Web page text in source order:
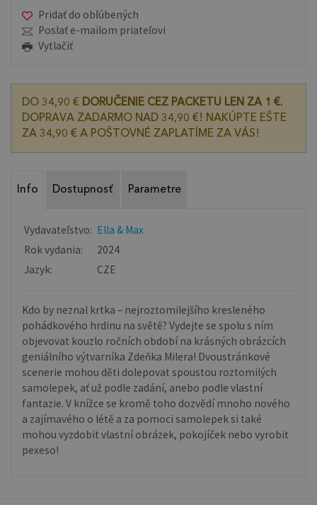
Pridať do obľúbených
Poslať e-mailom priateľovi
Vytlačiť
DO 34,90 € DORUČENIE CEZ PACKETU LEN ZA 1 €.
DOPRAVA ZADARMO NAD 34,90 €! NAKÚPTE EŠTE
ZA 34,90 € A POŠTOVNÉ ZAPLATÍME ZA VÁS!
Info Dostupnosť Parametre
Vydavateľstvo: Ella & Max
Rok vydania:
2024
Jazyk:
CZE
Kdo by neznal krtka – nejroztomilejšího kresleného
pohádkového hrdinu na světě? Vydejte se spolu s ním
objevovat kouzlo ročních období na krásných obrázcích
geniálního výtvarníka Zdeňka Milera! Dvoustránkové
scenerie mohou děti dolepovat spoustou roztomilých
samolepek, ať už podle zadání, anebo podle vlastní
fantazie. V knížce se kromě toho dozvědí mnoho nového
a zajímavého o létě a za pomoci samolepek si také
mohou vyzdobit vlastní obrázek, pokojíček nebo vyrobit
pexeso!